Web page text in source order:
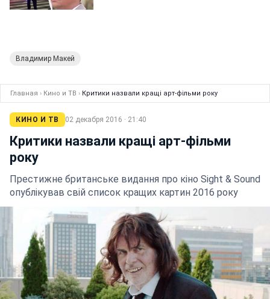
Владимир Макей
Главная › Кино и ТВ › Критики назвали кращі арт-фільми року
КИНО И ТВ 02 декабря 2016 · 21:40
Критики назвали кращі арт-фільми
року
Престижне британське видання про кіно Sight & Sound
опублікував свій список кращих картин 2016 року